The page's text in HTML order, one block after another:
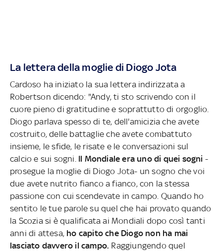
La lettera della moglie di Diogo Jota
Cardoso ha iniziato la sua lettera indirizzata a
Robertson dicendo: "Andy, ti sto scrivendo con il
cuore pieno di gratitudine e soprattutto di orgoglio.
Diogo parlava spesso di te, dell'amicizia che avete
costruito, delle battaglie che avete combattuto
insieme, le sfide, le risate e le conversazioni sul
calcio e sui sogni. Il Mondiale era uno di quei sogni -
prosegue la moglie di Diogo Jota- un sogno che voi
due avete nutrito fianco a fianco, con la stessa
passione con cui scendevate in campo. Quando ho
sentito le tue parole su quel che hai provato quando
la Scozia si è qualificata ai Mondiali dopo così tanti
anni di attesa, ho capito che Diogo non ha mai
lasciato davvero il campo. Raggiungendo quel